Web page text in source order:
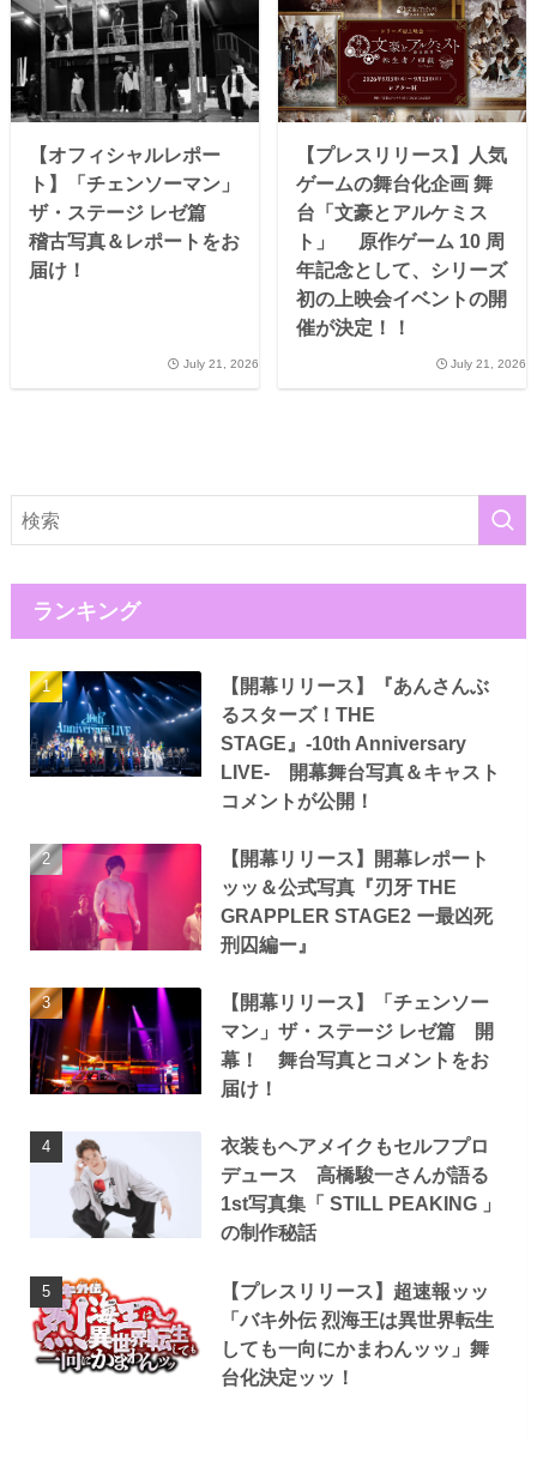
【オフィシャルレポー
ト】「チェンソーマン」
ザ・ステージ レゼ篇
稽古写真＆レポートをお
届け！
July 21, 2026
【プレスリリース】人気
ゲームの舞台化企画 舞
台「文豪とアルケミス
ト」 原作ゲーム 10 周
年記念として、シリーズ
初の上映会イベントの開
催が決定！！
July 21, 2026
ランキング
【開幕リリース】『あんさんぶ
るスターズ！THE
STAGE』-10th Anniversary
LIVE- 開幕舞台写真＆キャスト
コメントが公開！
【開幕リリース】開幕レポート
ッッ＆公式写真『刃牙 THE
GRAPPLER STAGE2 ー最凶死
刑囚編ー』
【開幕リリース】「チェンソー
マン」ザ・ステージ レゼ篇 開
幕！ 舞台写真とコメントをお
届け！
衣装もヘアメイクもセルフプロ
デュース 高橋駿一さんが語る
1st写真集「 STILL PEAKING 」
の制作秘話
【プレスリリース】超速報ッッ
「バキ外伝 烈海王は異世界転生
しても一向にかまわんッッ」舞
台化決定ッッ！